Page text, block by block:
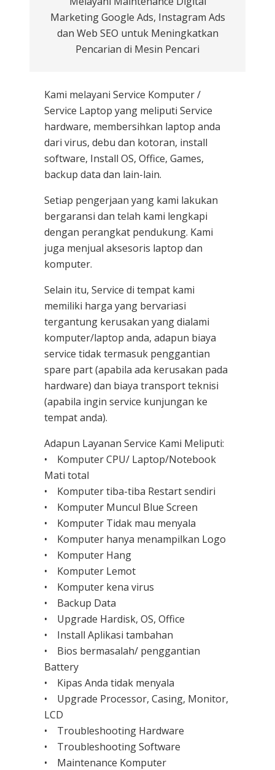
Marketing Google Ads, Instagram Ads
dan Web SEO untuk Meningkatkan
Pencarian di Mesin Pencari
Kami melayani Service Komputer /
Service Laptop yang meliputi Service
hardware, membersihkan laptop anda
dari virus, debu dan kotoran, install
software, Install OS, Office, Games,
backup data dan lain-lain.
Setiap pengerjaan yang kami lakukan
bergaransi dan telah kami lengkapi
dengan perangkat pendukung. Kami
juga menjual aksesoris laptop dan
komputer.
Selain itu, Service di tempat kami
memiliki harga yang bervariasi
tergantung kerusakan yang dialami
komputer/laptop anda, adapun biaya
service tidak termasuk penggantian
spare part (apabila ada kerusakan pada
hardware) dan biaya transport teknisi
(apabila ingin service kunjungan ke
tempat anda).
Adapun Layanan Service Kami Meliputi:
• Komputer CPU/ Laptop/Notebook
Mati total
• Komputer tiba-tiba Restart sendiri
• Komputer Muncul Blue Screen
• Komputer Tidak mau menyala
• Komputer hanya menampilkan Logo
• Komputer Hang
• Komputer Lemot
• Komputer kena virus
• Backup Data
• Upgrade Hardisk, OS, Office
• Install Aplikasi tambahan
• Bios bermasalah/ penggantian
Battery
• Kipas Anda tidak menyala
• Upgrade Processor, Casing, Monitor,
LCD
• Troubleshooting Hardware
• Troubleshooting Software
• Maintenance Komputer